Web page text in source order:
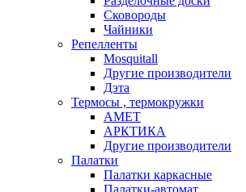
Сковороды
Чайники
Репелленты
Mosquitall
Другие производители
Дэта
Термосы , термокружки
АМЕТ
АРКТИКА
Другие производители
Палатки
Палатки каркасные
Палатки-автомат